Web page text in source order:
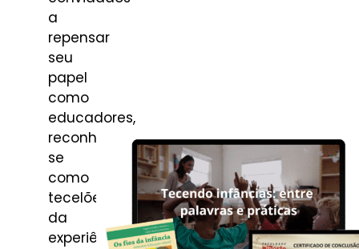
a
repensar
seu
papel
como
educadores,
reconhecendo-
se
como
tecelões
da
experiência,